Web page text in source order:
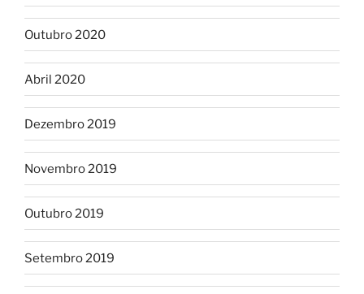
Outubro 2020
Abril 2020
Dezembro 2019
Novembro 2019
Outubro 2019
Setembro 2019